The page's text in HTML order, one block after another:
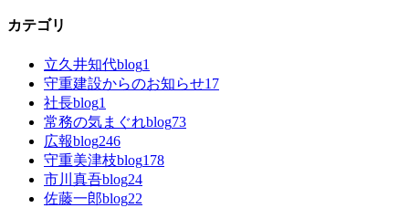
カテゴリ
立久井知代blog1
守重建設からのお知らせ17
社長blog1
常務の気まぐれblog73
広報blog246
守重美津枝blog178
市川真吾blog24
佐藤一郎blog22